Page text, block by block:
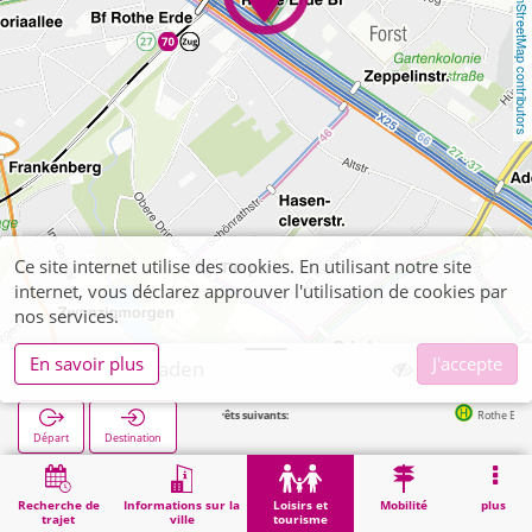
OpenStreetMap contributors
Recherche de
trajet
Informations sur la
ville
Loisirs et
tourisme
Mobilité plus
Aachen Arkaden
Départ Destination
Arrêts suivants: Rothe Erde Bf in
Démarrage Loisirs et tourisme Aachen Arkaden
Ce site internet utilise des cookies. En utilisant notre site
internet, vous déclarez approuver l'utilisation de cookies par
nos services.
En savoir plus
J'accepte